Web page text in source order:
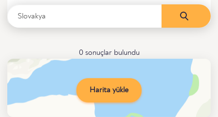
0 sonuçlar bulundu
Harita yükle